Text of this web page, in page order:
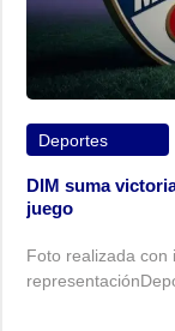
Deportes
DIM suma
juego
Foto realizada con